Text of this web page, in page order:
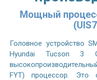
Мощный
Головное устройство
Hyundai Tucson 3
FYT) процессор.